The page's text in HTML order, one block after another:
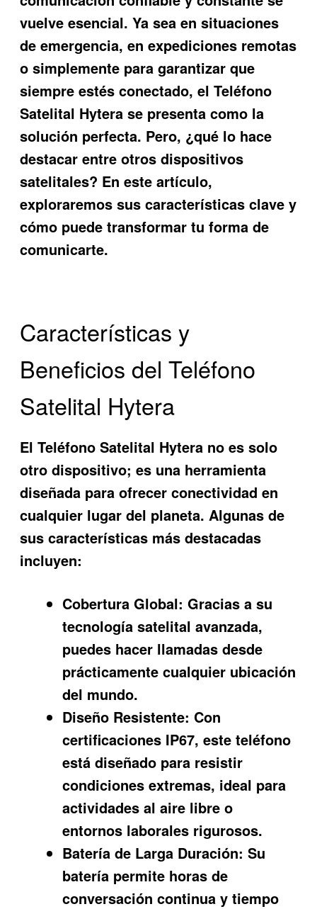
vuelve esencial. Ya sea en situaciones
de emergencia, en expediciones remotas
o simplemente para garantizar que
siempre estés conectado, elTeléfono
Satelital Hytera se presenta como la
solución perfecta. Pero, ¿qué lo hace
destacar entre otros dispositivos
satelitales? En este artículo,
exploraremos sus características clave y
cómo puede transformar tu forma de
comunicarte.
Características y
Beneficios del Teléfono
Satelital Hytera
ElTeléfono Satelital Hytera no es solo
otro dispositivo; es una herramienta
diseñada para ofrecer conectividad en
cualquier lugar del planeta. Algunas de
sus características más destacadas
incluyen:
Cobertura Global: Gracias a su
tecnología satelital avanzada,
puedes hacer llamadas desde
prácticamente cualquier ubicación
del mundo.
Diseño Resistente: Con
certificaciones IP67, este teléfono
está diseñado para resistir
condiciones extremas, ideal para
actividades al aire libre o
entornos laborales rigurosos.
Batería de Larga Duración: Su
batería permite horas de
conversación continua y tiempo